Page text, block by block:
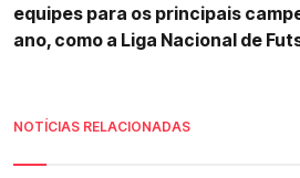
equipes para os principais
ano, como a Liga Nacional de
NOTÍCIAS RELACIONADAS